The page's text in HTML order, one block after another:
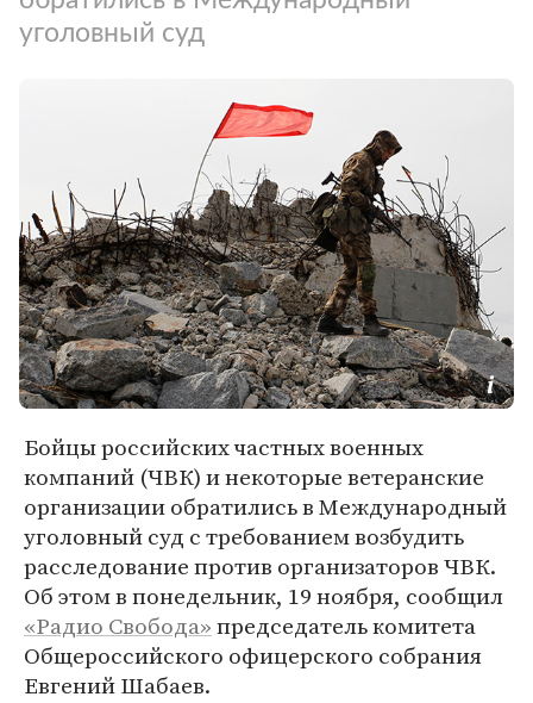
уголовный суд
Бойцы российских частных военных
компаний (ЧВК) и некоторые ветеранские
организации обратились в Международный
уголовный суд с требованием возбудить
расследование против организаторов ЧВК.
Об этом в понедельник, 19 ноября, сообщил
«Радио Свобода»председатель комитета
Общероссийского офицерского собрания
Евгений Шабаев.